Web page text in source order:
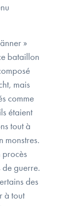
»
bataillon
mais
comme
étaient
tout à
monstres.
de guerre.
des
à tout